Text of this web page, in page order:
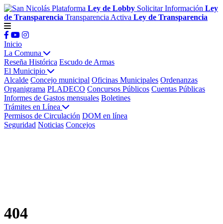
Plataforma Ley de Lobby Solicitar Información Ley
de Transparencia Transparencia Activa Ley de Transparencia
Inicio
La Comuna
Reseña Histórica Escudo de Armas
El Municipio
Alcalde Concejo municipal Oficinas Municipales Ordenanzas
Organigrama PLADECO Concursos Públicos Cuentas Públicas
Informes de Gastos mensuales Boletines
Trámites en Línea
Permisos de Circulación DOM en línea
Seguridad Noticias Concejos
404